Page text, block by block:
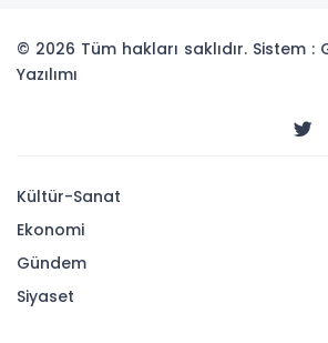
© 2026 Tüm hakları saklıdır. Sistem :
Yazılımı
Kültür-Sanat
Ekonomi
Gündem
Siyaset